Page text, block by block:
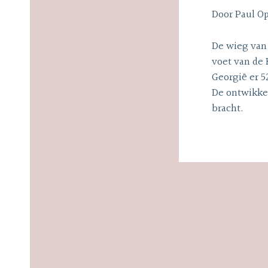
Door Paul
De wieg
voet van de
Georgië er
De
bracht.